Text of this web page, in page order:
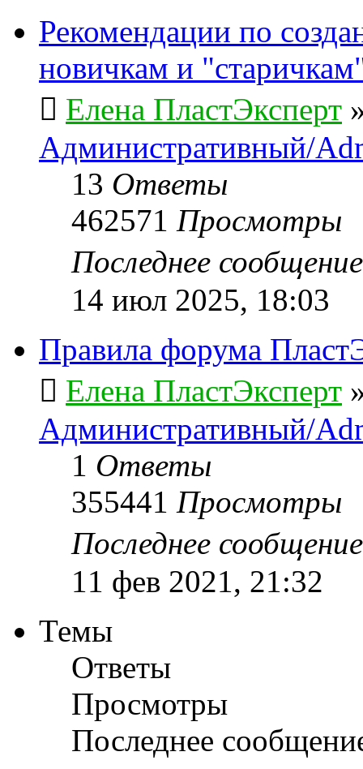
Рекомендации по
новичкам и
Елена ПластЭксперт
Административный/
13 Ответы
462571 Просмотры
Последнее
14 июл 2025, 18:03
Правила форума
Елена ПластЭксперт
Административный/
1 Ответы
355441 Просмотры
Последнее
11 фев 2021, 21:32
Темы
Ответы
Просмотры
Последнее